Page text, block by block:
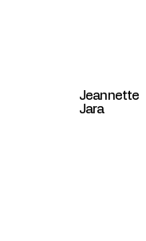
Jeannette
Jara